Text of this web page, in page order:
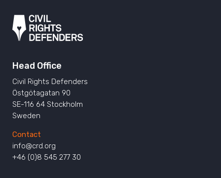
Head Office
Civil Rights Defenders
Östgötagatan 90
SE-116 64 Stockholm
Sweden
Contact
info@crd.org
+46 (0)8 545 277 30